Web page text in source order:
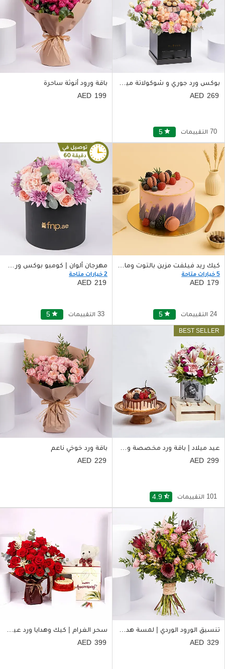
بوكس ورد جوري و شوكولاتة ميرزام
269
5 star 70 التقييمات
باقة ورود أنوثة ساحرة
199
كيك ريد فيلفت مزين بالتوت وماكرون
5 خيارات متاحة
179
5 star 24 التقييمات
2 خيارات متاحة
219
5 star 33 التقييمات
عيد ميلاد | باقة ورد مخصصة وكيكة شوكولاتة
299
4.9 star_half 101 التقييمات
باقة ورد خوخي ناعم
229
تنسيق الورود الوردي | لمسة هدوء وأناق
329
سحر الغرام | كيك وهدايا ورد عيد الزواج
399